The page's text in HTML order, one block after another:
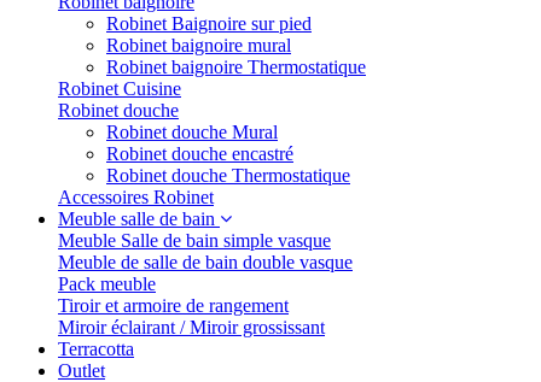
Robinet Baignoire sur pied
Robinet baignoire mural
Robinet baignoire Thermostatique
Robinet Cuisine
Robinet douche
Robinet douche Mural
Robinet douche encastré
Robinet douche Thermostatique
Accessoires Robinet
Meuble salle de bain
Meuble Salle de bain simple vasque
Meuble de salle de bain double vasque
Pack meuble
Tiroir et armoire de rangement
Miroir éclairant / Miroir grossissant
Terracotta
Outlet